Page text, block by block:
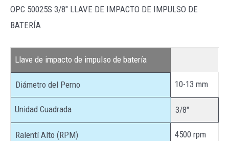
OPC 50025S 3/8″ LLAVE DE IMPACTO DE IMPULSO DE
BATERÍA
Llave de impacto de impulso de batería
Diámetro del Perno 10-13 mm
Unidad Cuadrada 3/8″
Ralentí Alto (RPM) 4500 rpm